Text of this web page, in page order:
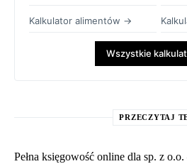
Kalkulator alimentów →
Wszystkie
PRZECZYTAJ
Pełna księgowość online dla sp. z